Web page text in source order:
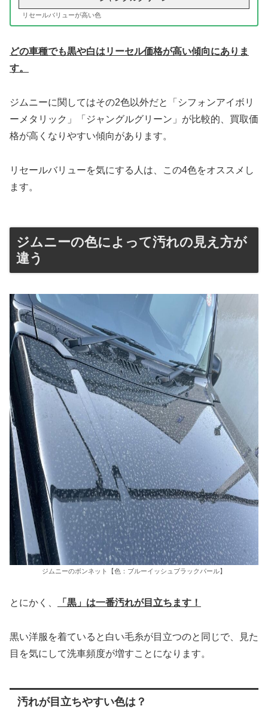
リセールバリューが高い色
どの車種でも黒や白はリーセル価格が高い傾向にありま
す。
ジムニーに関してはその2色以外だと「シフォンアイボリ
ーメタリック」「ジャングルグリーン」が比較的、買取価
格が高くなりやすい傾向があります。
リセールバリューを気にする人は、この4色をオススメし
ます。
ジムニーの色によって汚れの見え方が
違う
ジムニーのボンネット【色：ブルーイッシュブラックパール】
とにかく、 「黒」は一番汚れが目立ちます！
黒い洋服を着ていると白い毛糸が目立つのと同じで、見た
目を気にして洗車頻度が増すことになります。
汚れが目立ちやすい色は？